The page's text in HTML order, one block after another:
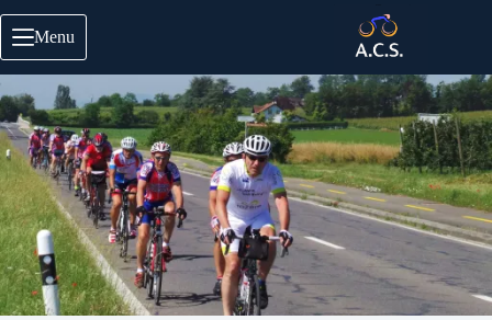
au
contenu
Menu